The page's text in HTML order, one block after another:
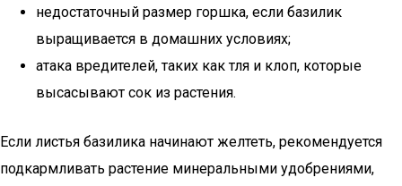
недостаточный размер горшка, если базилик
выращивается в домашних условиях;
атака вредителей, таких как тля и клоп, которые
высасывают сок из растения.
Если листья базилика начинают желтеть, рекомендуется
подкармливать растение минеральными удобрениями,